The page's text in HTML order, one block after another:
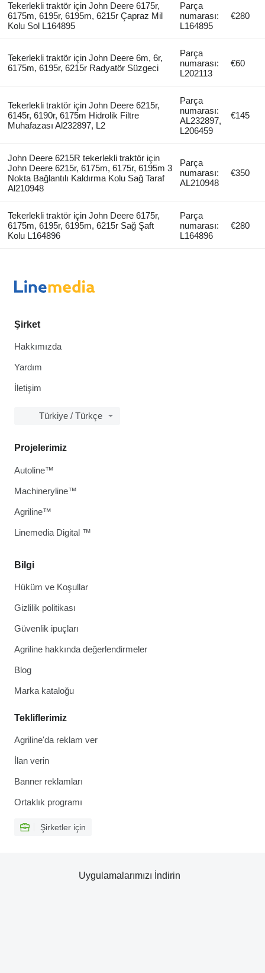
Tekerlekli traktör için John Deere 6175r,
6175m, 6195r, 6195m, 6215r Çapraz Mil
Kolu Sol L164895
Parça
numarası:
L164895
€280
Tekerlekli traktör için John Deere 6m, 6r,
6175m, 6195r, 6215r Radyatör Süzgeci
Parça
numarası:
L202113
€60
Tekerlekli traktör için John Deere 6215r,
6145r, 6190r, 6175m Hidrolik Filtre
Muhafazası Al232897, L2
Parça
numarası:
AL232897,
L206459
€145
John Deere 6215R tekerlekli traktör için
John Deere 6215r, 6175m, 6175r, 6195m 3
Nokta Bağlantılı Kaldırma Kolu Sağ Taraf
Al210948
Parça
numarası:
AL210948
€350
Tekerlekli traktör için John Deere 6175r,
6175m, 6195r, 6195m, 6215r Sağ Şaft
Kolu L164896
Parça
numarası:
L164896
€280
Şirket
Hakkımızda
Yardım
İletişim
Türkiye / Türkçe
Bilgi
Hüküm ve Koşullar
Gizlilik politikası
Güvenlik ipuçları
Agriline hakkında değerlendirmeler
Blog
Marka kataloğu
Tekliflerimiz
Agriline'da reklam ver
İlan verin
Banner reklamları
Ortaklık programı
Şirketler için
Projelerimiz
Autoline™
Machineryline™
Agriline™
Linemedia Digital ™
Uygulamalarımızı İndirin